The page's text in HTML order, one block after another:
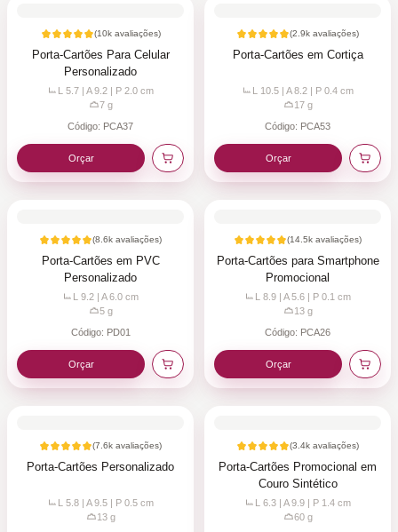
(10kavaliações)
Porta-Cartões Para Celular
Personalizado
L 5.7 | A 9.2 | P 2.0 cm
7g
Código: PCA37
Orçar
(2.9k avaliações)
Porta-Cartões em Cortiça
L 10.5 | A 8.2 | P 0.4 cm
17g
Código: PCA53
Orçar
(8.6k avaliações)
Porta-Cartões em PVC
Personalizado
L 9.2 | A 6.0 cm
5g
Código: PD01
Orçar
(14.5k avaliações)
Porta-Cartões para Smartphone
Promocional
L 8.9 | A 5.6 | P 0.1 cm
13g
Código: PCA26
Orçar
(7.6k avaliações)
Porta-Cartões Personalizado
L 5.8 | A 9.5 | P 0.5 cm
13g
(3.4k avaliações)
Porta-Cartões Promocional em
Couro Sintético
L 6.3 | A 9.9 | P 1.4 cm
60g